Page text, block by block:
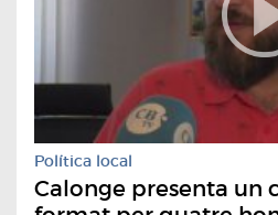
Política local
Calonge presenta un